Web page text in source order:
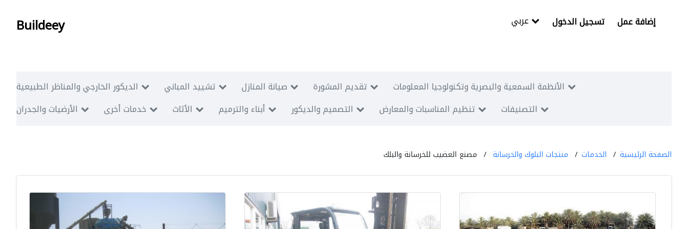
Buildeey تسجيل الدخول إضافة عمل
الديكور الخارجي والمناظر الطبيعية تشييد المباني صيانة المنازل تقديم المشورة
الأنظمة السمعية والبصرية وتكنولوجيا المعلومات
الأرضيات والجدران
خدمات أخرى الأثاث أبناء والترميم التصميم والديكور تنظيم المناسبات والمعارض التصنيفات
الصفحة الرئيسية الخدمات منتجات البلوك والخرسانة مصنع العضيب للخرسانة والبلك